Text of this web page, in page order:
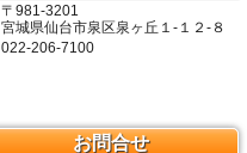
〒981-3201
宮城県仙台市泉区泉ヶ丘１-１２-８
022-206-7100
お問合せ